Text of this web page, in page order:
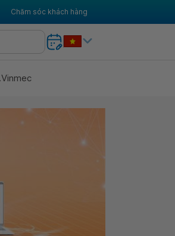
Chăm sóc khách hàng